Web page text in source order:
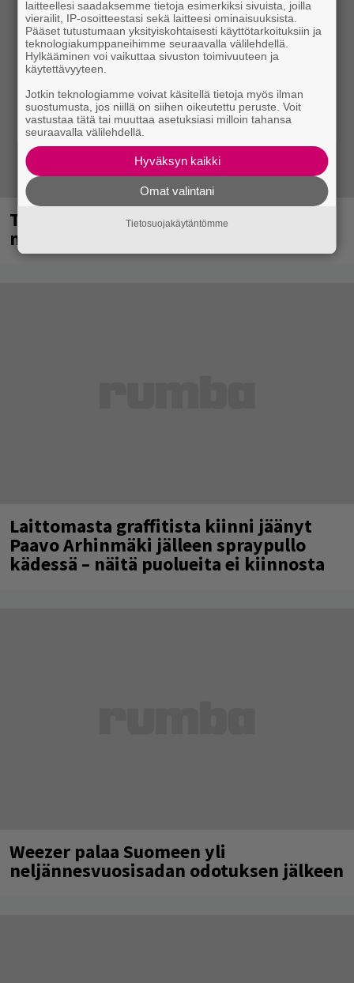
Tampereella sunnuntaina superpäivä –
nämä artistit mukana
Laittomasta graffitista kiinni jäänyt
Paavo Arhinmäki jälleen spraypullo
kädessä – näitä puolueita ei kiinnosta
Weezer palaa Suomeen yli
neljännesvuosisadan odotuksen jälkeen
laitteellesi saadaksemme tietoja esimerkiksi sivuista, joilla
vierailit, IP-osoitteestasi sekä laitteesi ominaisuuksista.
Pääset tutustumaan yksityiskohtaisesti käyttötarkoituksiin ja
teknologiakumppaneihimme seuraavalla välilehdellä.
Hylkääminen voi vaikuttaa sivuston toimivuuteen ja
käytettävyyteen.
Jotkin teknologiamme voivat käsitellä tietoja myös ilman
suostumusta, jos niillä on siihen oikeutettu peruste. Voit
vastustaa tätä tai muuttaa asetuksiasi milloin tahansa
seuraavalla välilehdellä.
Hyväksyn kaikki
Omat valintani
Tietosuojakäytäntömme